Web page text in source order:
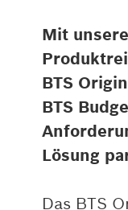
Mit
BTS
BTS
Lösung
Das BTS